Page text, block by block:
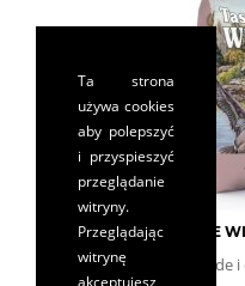
TASTE OF THE
Ta strona
używa cookies
aby polepszyć
i przyspieszyć
przeglądanie
witryny.
Przeglądając
witrynę
akceptujesz